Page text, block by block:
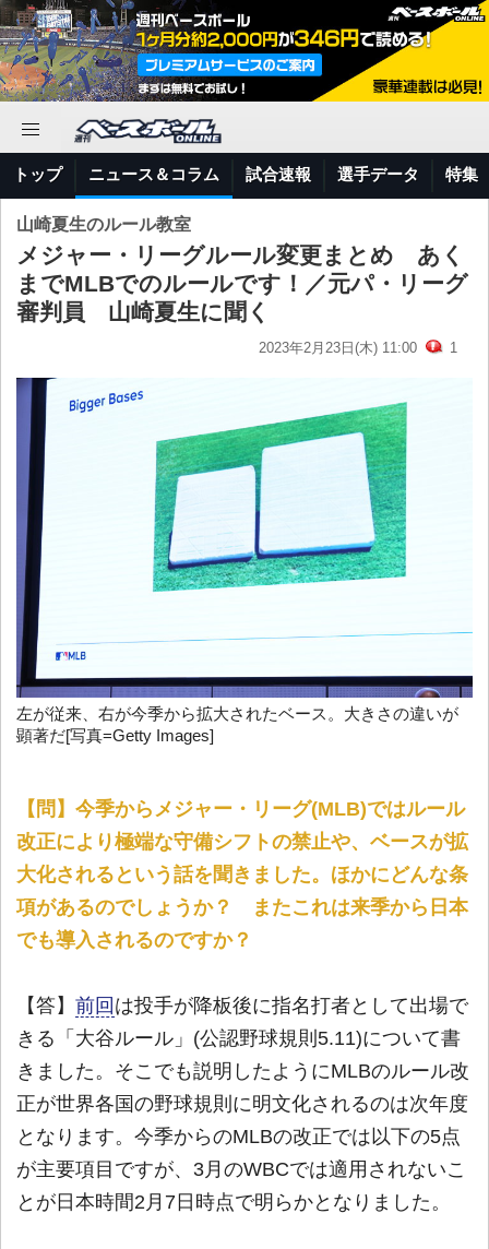
トップ ニュース＆コラム 試合速報 選手データ 特集
山崎夏生のルール教室
メジャー・リーグルール変更まとめ あく
までMLBでのルールです！／元パ・リーグ
審判員 山崎夏生に聞く
2023年2月23日(木) 11:00 1
左が従来、右が今季から拡大されたベース。大きさの違いが
顕著だ[写真=Getty Images]
【問】今季からメジャー・リーグ(MLB)ではルール
改正により極端な守備シフトの禁止や、ベースが拡
大化されるという話を聞きました。ほかにどんな条
項があるのでしょうか？ またこれは来季から日本
でも導入されるのですか？
【答】 前回 は投手が降板後に指名打者として出場で
きる「大谷ルール」(公認野球規則5.11)について書
きました。そこでも説明したようにMLBのルール改
正が世界各国の野球規則に明文化されるのは次年度
となります。今季からのMLBの改正では以下の5点
が主要項目ですが、3月のWBCでは適用されないこ
とが日本時間2月7日時点で明らかとなりました。